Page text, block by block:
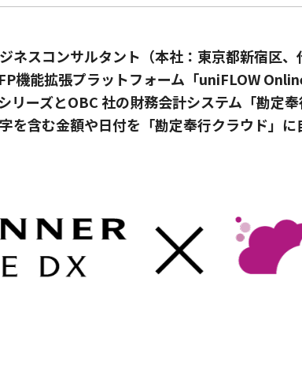
ネスコンサルタント（本社：東京都新宿区、
機能拡張プラットフォーム「uniFLOW
リーズとOBC 社の財務会計システム「勘定
を含む金額や日付を「勘定奉行クラウド」